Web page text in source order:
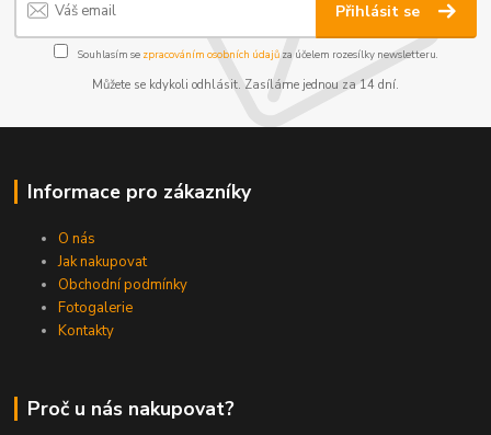
Přihlásit se
Souhlasím se zpracováním osobních údajůza účelem rozesílky newsletteru.
Můžete se kdykoli odhlásit. Zasíláme jednou za 14 dní.
Informace pro zákazníky
O nás
Jak nakupovat
Obchodní podmínky
Fotogalerie
Kontakty
Proč u nás nakupovat?